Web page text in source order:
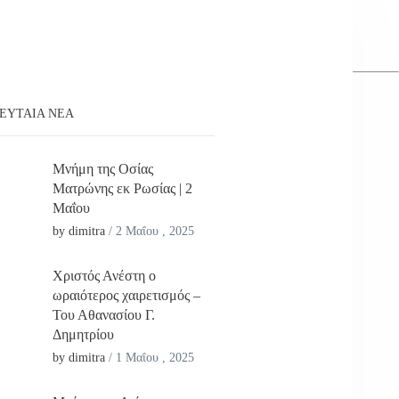
ΝΕΑ
Μνήμη της Οσίας
Ματρώνης εκ Ρωσίας | 2
Μαΐου
by dimitra / 2 Μαΐου , 2025
Χριστός Ανέστη ο
ωραιότερος χαιρετισμός –
Του Αθανασίου Γ.
Δημητρίου
by dimitra / 1 Μαΐου , 2025